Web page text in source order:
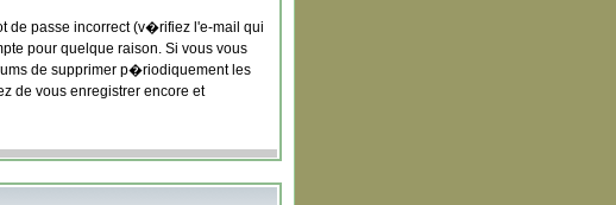
de passe incorrect (v�rifiez l'e-mail qui
pour quelque raison. Si vous vous
de supprimer p�riodiquement les
de vous enregistrer encore et